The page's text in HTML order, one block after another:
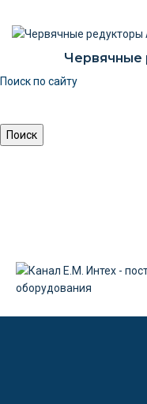
Червячные
Поиск по сайту